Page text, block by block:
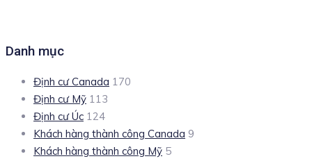
Danh mục
Định cư Canada 170
Định cư Mỹ 113
Định cư Úc 124
Khách hàng thành công Canada 9
Khách hàng thành công Mỹ 5